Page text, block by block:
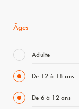
Âges
Adulte
De 12 à 18 ans
De 6 à 12 ans